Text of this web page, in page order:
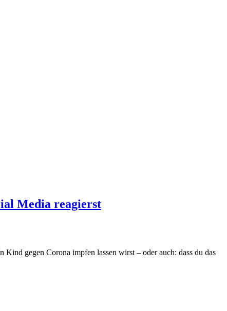
Media reagierst
Kind gegen Corona impfen lassen wirst – oder auch: dass du das